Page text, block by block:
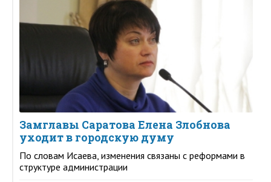
Замглавы Саратова Елена Злобнова
уходит в городскую думу
По словам Исаева, изменения связаны с реформами в
структуре администрации